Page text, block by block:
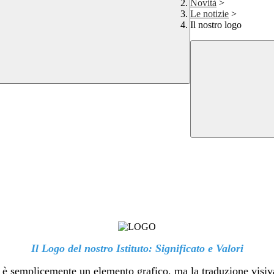
Novità >
Le notizie >
Il nostro logo
Il Logo del nostro Istituto: Significato e Valori
semplicemente un elemento grafico, ma la traduzione